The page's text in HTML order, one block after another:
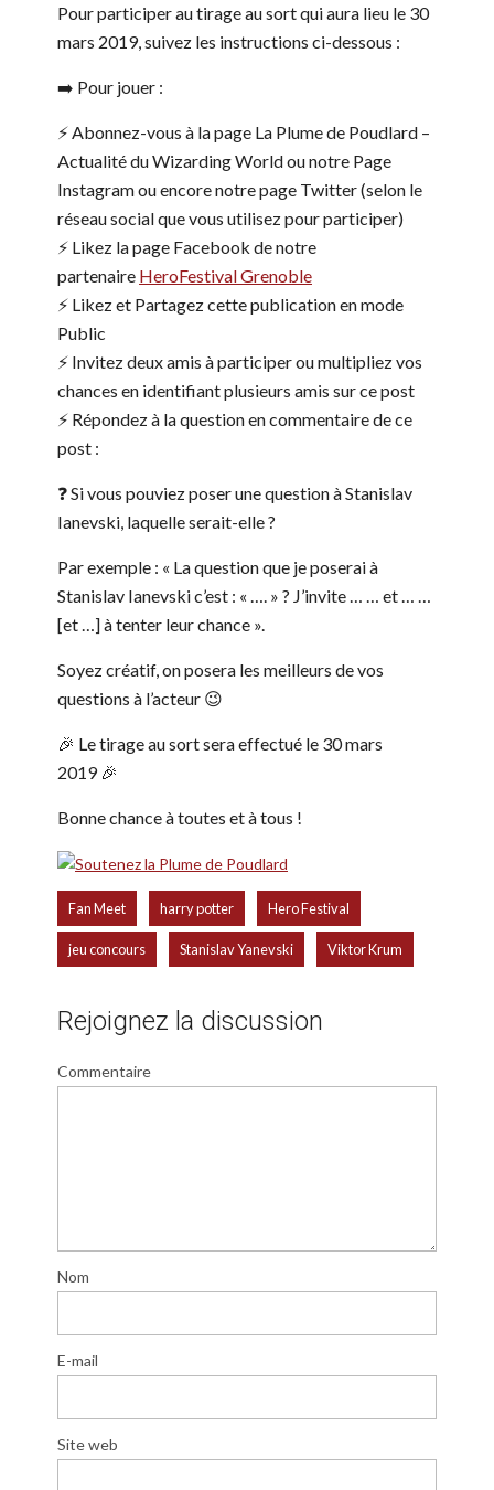
Pour participer au tirage au sort qui aura lieu le 30
mars 2019, suivez les instructions ci-dessous :
➡️ Pour jouer :
⚡️ Abonnez-vous à la page La Plume de Poudlard –
Actualité du Wizarding World ou notre Page
Instagram ou encore notre page Twitter (selon le
réseau social que vous utilisez pour participer)
⚡️ Likez la page Facebook de notre
partenaire HeroFestival Grenoble
⚡️ Likez et Partagez cette publication en mode
Public
⚡️ Invitez deux amis à participer ou multipliez vos
chances en identifiant plusieurs amis sur ce post
⚡️ Répondez à la question en commentaire de ce
post :
❓ Si vous pouviez poser une question à Stanislav
Ianevski, laquelle serait-elle ?
Par exemple : « La question que je poserai à
Stanislav Ianevski c’est : « …. » ? J’invite … … et … …
[et …] à tenter leur chance ».
Soyez créatif, on posera les meilleurs de vos
questions à l’acteur 😉
🎉 Le tirage au sort sera effectué le 30 mars
2019 🎉
Bonne chance à toutes et à tous !
Fan Meet harry potter Hero Festival
jeu concours Stanislav Yanevski Viktor Krum
Rejoignez la discussion
Commentaire
Nom
E-mail
Site web